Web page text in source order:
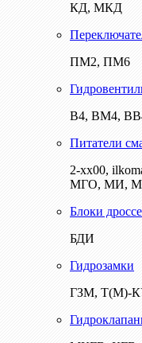
КД, МКД
ПМ2, ПМ6
В4, ВМ4,
Питатели
2-хх00,
МГО, МИ,
Блоки
БДИ
Гидрозамки
ГЗМ, Т(М)-